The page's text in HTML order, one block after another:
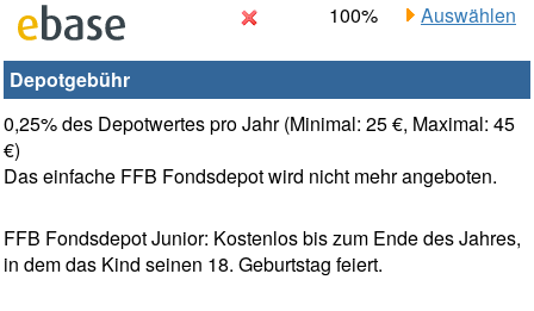
100%
Auswählen
Depotgebühr
0,25% des Depotwertes pro Jahr (Minimal: 25 €, Maximal: 45
€)
Das einfache FFB Fondsdepot wird nicht mehr angeboten.
FFB Fondsdepot Junior: Kostenlos bis zum Ende des Jahres,
in dem das Kind seinen 18. Geburtstag feiert.